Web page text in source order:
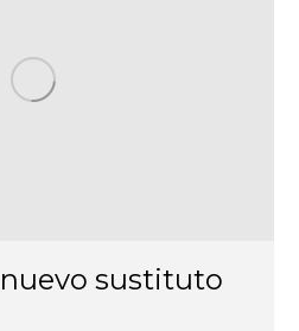
sustituto